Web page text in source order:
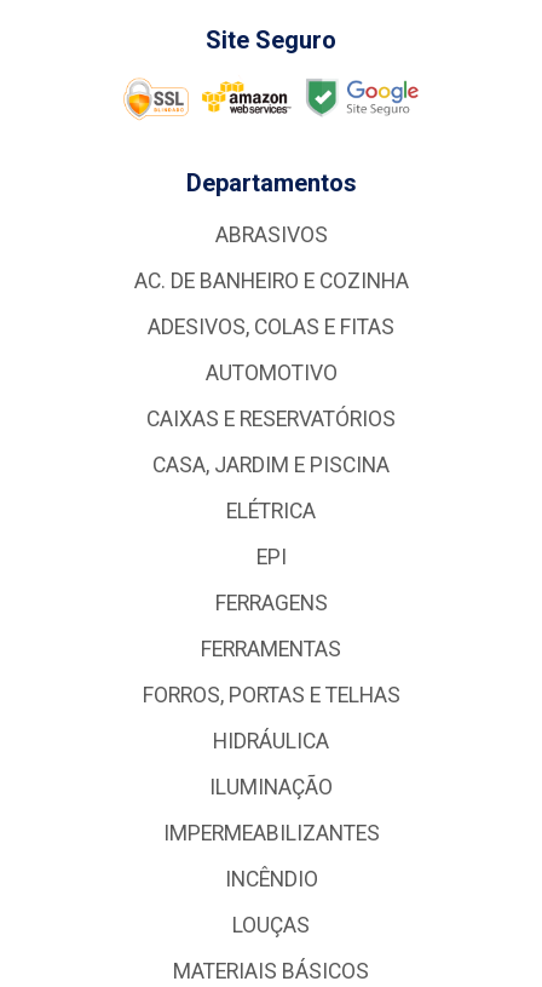
Site Seguro
Departamentos
ABRASIVOS
AC. DE BANHEIRO E COZINHA
ADESIVOS, COLAS E FITAS
AUTOMOTIVO
CAIXAS E RESERVATÓRIOS
CASA, JARDIM E PISCINA
ELÉTRICA
EPI
FERRAGENS
FERRAMENTAS
FORROS, PORTAS E TELHAS
HIDRÁULICA
ILUMINAÇÃO
IMPERMEABILIZANTES
INCÊNDIO
LOUÇAS
MATERIAIS BÁSICOS